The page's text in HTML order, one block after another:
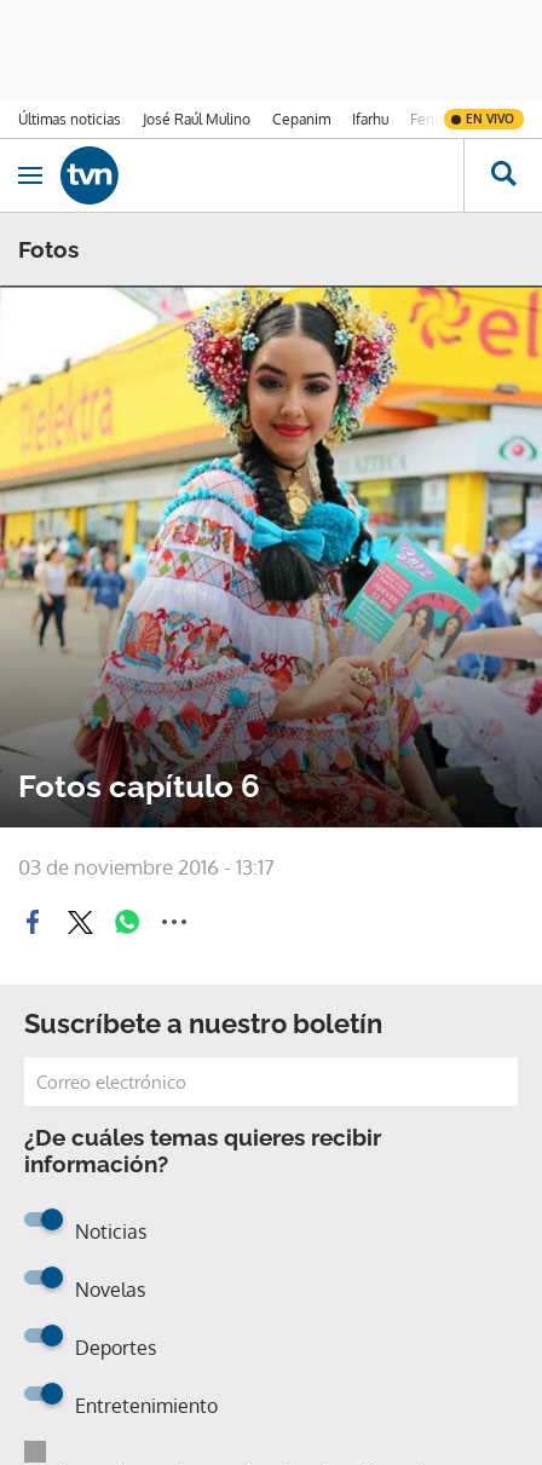
Últimas noticias José Raúl Mulino Cepanim Ifarhu Fenómeno de El
EN VIVO
Ir al contenido
Obrir navegació
Fotos
Fotos capítulo 6
03 de noviembre 2016 - 13:17
Suscríbete a nuestro boletín
¿De cuáles temas quieres recibir
información?
Noticias
Novelas
Deportes
Entretenimiento